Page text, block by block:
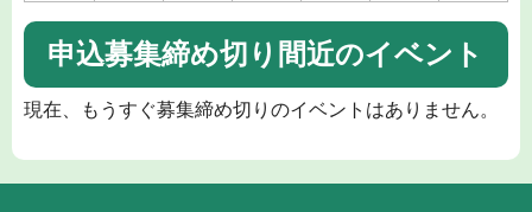
申込募集締め切り間近のイベント
現在、もうすぐ募集締め切りのイベントはありません。